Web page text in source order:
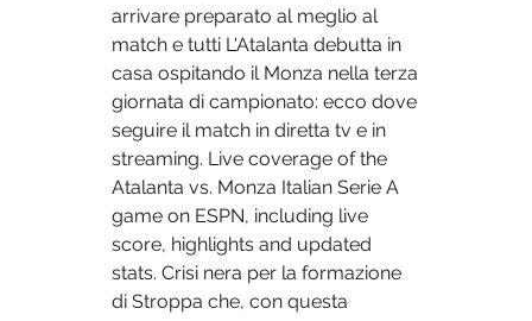
arrivare preparato al meglio al
match e tutti L'Atalanta debutta in
casa ospitando il Monza nella terza
giornata di campionato: ecco dove
seguire il match in diretta tv e in
streaming. Live coverage of the
Atalanta vs. Monza Italian Serie A
game on ESPN, including live
score, highlights and updated
stats. Crisi nera per la formazione
di Stroppa che, con questa